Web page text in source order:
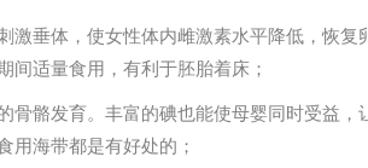
激垂体，使女性体内雌激素水平降低，恢
间适量食用，有利于胚胎着床；
骨骼发育。丰富的碘也能使母婴同时受益
用海带都是有好处的；